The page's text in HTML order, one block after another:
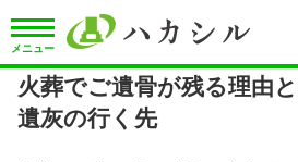
メニュー
火葬でご遺骨が残る理由
遺灰の行く先